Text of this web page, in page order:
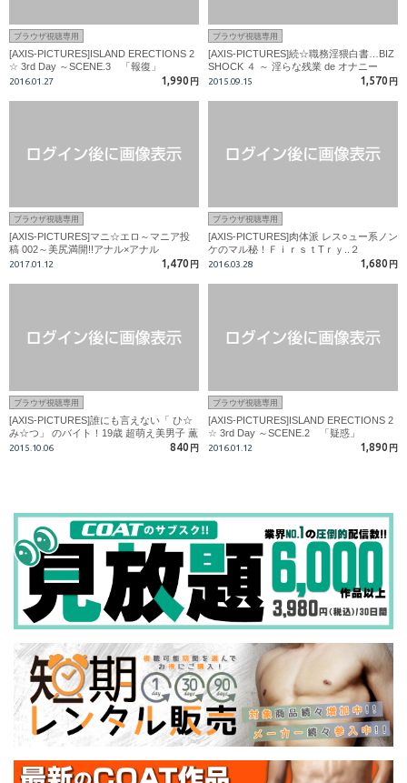
ブラウザ視聴専用
[AXIS-PICTURES]ISLAND ERECTIONS 2
☆ 3rd Day ～SCENE.3 「報復」
2016.01.27 1,990 円
ブラウザ視聴専用
[AXIS-PICTURES]続☆職務淫猥白書…BIZ
SHOCK ４ ～ 淫らな残業 de オナニー
2015.09.15 1,570 円
ブラウザ視聴専用
[AXIS-PICTURES]マニ☆エロ～マニア投
稿 002～美尻満開!!アナル×アナル
2017.01.12 1,470 円
ブラウザ視聴専用
[AXIS-PICTURES]肉体派 レス○ュー系ノン
ケのマル秘！ＦｉｒｓｔTｒｙ..２
2016.03.28 1,680 円
ブラウザ視聴専用
[AXIS-PICTURES]誰にも言えない「 ひ☆
み☆つ」 のバイト！19歳 超萌え美男子 薫
編
2015.10.06 840 円
ブラウザ視聴専用
[AXIS-PICTURES]ISLAND ERECTIONS 2
☆ 3rd Day ～SCENE.2 「疑惑」
2016.01.12 1,890 円